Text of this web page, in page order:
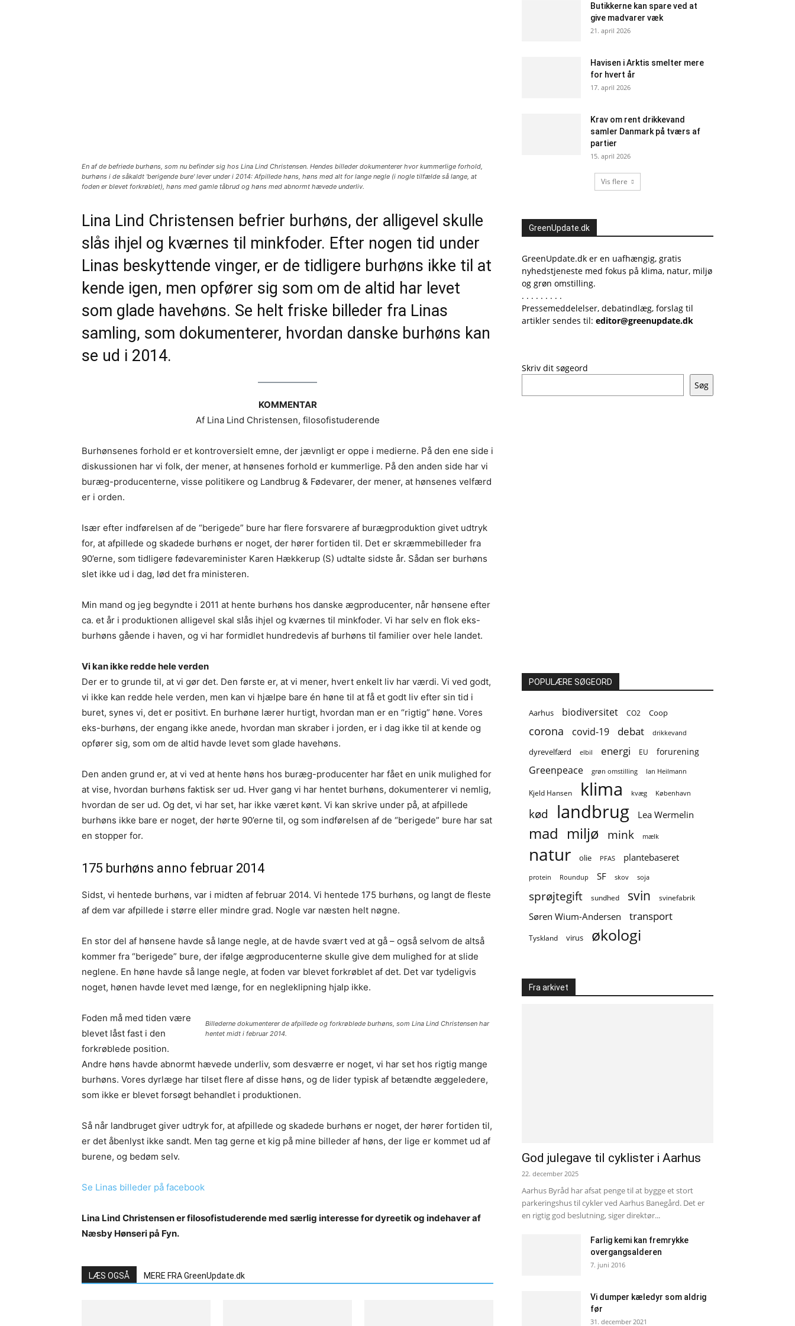
En af de befriede burhøns, som nu befinder sig hos Lina Lind Christensen. Hendes billeder dokumenterer hvor kummerlige forhold,
burhøns i de såkaldt 'berigende bure' lever under i 2014: Afpillede høns, høns med alt for lange negle (i nogle tilfælde så lange, at
foden er blevet forkrøblet), høns med gamle tåbrud og høns med abnormt hævede underliv.
Lina Lind Christensen befrier burhøns, der alligevel skulle
slås ihjel og kværnes til minkfoder. Efter nogen tid under
Linas beskyttende vinger, er de tidligere burhøns ikke til at
kende igen, men opfører sig som om de altid har levet
som glade havehøns. Se helt friske billeder fra Linas
samling, som dokumenterer, hvordan danske burhøns kan
se ud i 2014.
KOMMENTAR
Af Lina Lind Christensen, filosofistuderende
Burhønsenes forhold er et kontroversielt emne, der jævnligt er oppe i medierne. På den ene side i
diskussionen har vi folk, der mener, at hønsenes forhold er kummerlige. På den anden side har vi
buræg-producenterne, visse politikere og Landbrug & Fødevarer, der mener, at hønsenes velfærd
er i orden.
Især efter indførelsen af de “berigede” bure har flere forsvarere af burægproduktion givet udtryk
for, at afpillede og skadede burhøns er noget, der hører fortiden til. Det er skræmmebilleder fra
90’erne, som tidligere fødevareminister Karen Hækkerup (S) udtalte sidste år. Sådan ser burhøns
slet ikke ud i dag, lød det fra ministeren.
Min mand og jeg begyndte i 2011 at hente burhøns hos danske ægproducenter, når hønsene efter
ca. et år i produktionen alligevel skal slås ihjel og kværnes til minkfoder. Vi har selv en flok eks-
burhøns gående i haven, og vi har formidlet hundredevis af burhøns til familier over hele landet.
Vi kan ikke redde hele verden
Der er to grunde til, at vi gør det. Den første er, at vi mener, hvert enkelt liv har værdi. Vi ved godt,
vi ikke kan redde hele verden, men kan vi hjælpe bare én høne til at få et godt liv efter sin tid i
buret, synes vi, det er positivt. En burhøne lærer hurtigt, hvordan man er en “rigtig” høne. Vores
eks-burhøns, der engang ikke anede, hvordan man skraber i jorden, er i dag ikke til at kende og
opfører sig, som om de altid havde levet som glade havehøns.
Den anden grund er, at vi ved at hente høns hos buræg-producenter har fået en unik mulighed for
at vise, hvordan burhøns faktisk ser ud. Hver gang vi har hentet burhøns, dokumenterer vi nemlig,
hvordan de ser ud. Og det, vi har set, har ikke været kønt. Vi kan skrive under på, at afpillede
burhøns ikke bare er noget, der hørte 90’erne til, og som indførelsen af de “berigede” bure har sat
en stopper for.
175 burhøns anno februar 2014
Sidst, vi hentede burhøns, var i midten af februar 2014. Vi hentede 175 burhøns, og langt de fleste
af dem var afpillede i større eller mindre grad. Nogle var næsten helt nøgne.
En stor del af hønsene havde så lange negle, at de havde svært ved at gå – også selvom de altså
kommer fra “berigede” bure, der ifølge ægproducenterne skulle give dem mulighed for at slide
neglene. En høne havde så lange negle, at foden var blevet forkrøblet af det. Det var tydeligvis
noget, hønen havde levet med længe, for en negleklipning hjalp ikke.
Billederne dokumenterer de afpillede og forkrøblede burhøns, som Lina Lind Christensen har
hentet midt i februar 2014.
Foden må med tiden være
blevet låst fast i den
forkrøblede position.
Andre høns havde abnormt hævede underliv, som desværre er noget, vi har set hos rigtig mange
burhøns. Vores dyrlæge har tilset flere af disse høns, og de lider typisk af betændte æggeledere,
som ikke er blevet forsøgt behandlet i produktionen.
Så når landbruget giver udtryk for, at afpillede og skadede burhøns er noget, der hører fortiden til,
er det åbenlyst ikke sandt. Men tag gerne et kig på mine billeder af høns, der lige er kommet ud af
burene, og bedøm selv.
Se Linas billeder på facebook
Lina Lind Christensen er filosofistuderende med særlig interesse for dyreetik og indehaver af
Næsby Hønseri på Fyn.
LÆS OGSÅ MERE FRA GreenUpdate.dk
Butikkerne kan spare ved at
give madvarer væk
21. april 2026
Havisen i Arktis smelter mere
for hvert år
17. april 2026
Krav om rent drikkevand
samler Danmark på tværs af
partier
15. april 2026
Vis flere
GreenUpdate.dk
GreenUpdate.dk er en uafhængig, gratis
nyhedstjeneste med fokus på klima, natur, miljø
og grøn omstilling.
. . . . . . . . .
Pressemeddelelser, debatindlæg, forslag til
artikler sendes til: editor@greenupdate.dk
Skriv dit søgeord
Søg
POPULÆRE SØGEORD
Aarhus biodiversitet CO2 Coop
corona covid-19 debat drikkevand
dyrevelfærd elbil energi EU forurening
Greenpeace grøn omstilling Ian Heilmann
Kjeld Hansen klima kvæg København
kød landbrug Lea Wermelin
mad miljø mink mælk
natur olie PFAS plantebaseret
protein Roundup SF skov soja
sprøjtegift sundhed svin svinefabrik
Søren Wium-Andersen transport
Tyskland virus økologi
Fra arkivet
God julegave til cyklister i Aarhus
22. december 2025
Aarhus Byråd har afsat penge til at bygge et stort
parkeringshus til cykler ved Aarhus Banegård. Det er
en rigtig god beslutning, siger direktør...
Farlig kemi kan fremrykke
overgangsalderen
7. juni 2016
Vi dumper kæledyr som aldrig
før
31. december 2021